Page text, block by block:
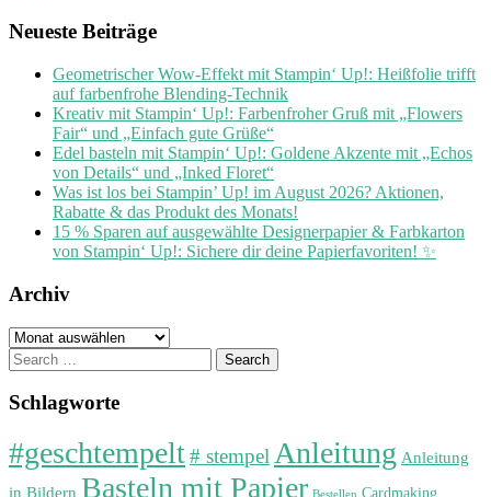
Neueste Beiträge
Geometrischer Wow-Effekt mit Stampin‘ Up!: Heißfolie trifft
auf farbenfrohe Blending-Technik
Kreativ mit Stampin‘ Up!: Farbenfroher Gruß mit „Flowers
Fair“ und „Einfach gute Grüße“
Edel basteln mit Stampin‘ Up!: Goldene Akzente mit „Echos
von Details“ und „Inked Floret“
Was ist los bei Stampin’ Up! im August 2026? Aktionen,
Rabatte & das Produkt des Monats!
15 % Sparen auf ausgewählte Designerpapier & Farbkarton
von Stampin‘ Up!: Sichere dir deine Papierfavoriten! ✨
Archiv
Archiv
Search
for:
Schlagworte
#geschtempelt# stempel Anleitung Anleitung
in Bildern Basteln mit Papier Bestellen Cardmaking